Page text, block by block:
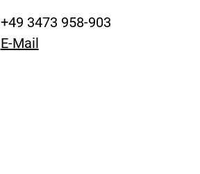
+49 3473 958-903
E-Mail